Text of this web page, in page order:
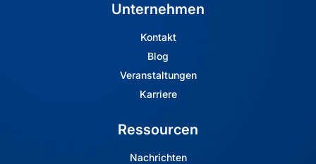
Unternehmen
Kontakt
Blog
Veranstaltungen
Karriere
Ressourcen
Nachrichten